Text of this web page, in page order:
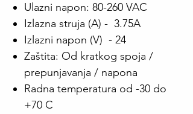
Ulazni napon: 80-260 VAC
Izlazna struja (A) - 3.75A
Izlazni napon (V) - 24
Zaštita: Od kratkog spoja /
prepunjavanja / napona
Radna temperatura od -30 do
+70 C